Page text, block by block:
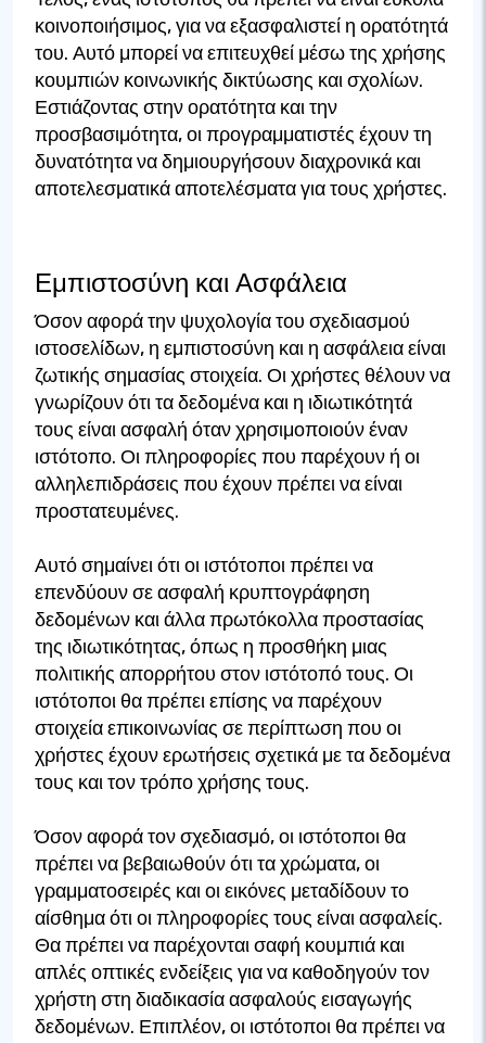
κοινοποιήσιμος, για να εξασφαλιστεί η ορατότητά
του. Αυτό μπορεί να επιτευχθεί μέσω της χρήσης
κουμπιών κοινωνικής δικτύωσης και σχολίων.
Εστιάζοντας στην ορατότητα και την
προσβασιμότητα, οι προγραμματιστές έχουν τη
δυνατότητα να δημιουργήσουν διαχρονικά και
αποτελεσματικά αποτελέσματα για τους χρήστες.
Εμπιστοσύνη και Ασφάλεια
Όσον αφορά την ψυχολογία του σχεδιασμού
ιστοσελίδων, η εμπιστοσύνη και η ασφάλεια είναι
ζωτικής σημασίας στοιχεία. Οι χρήστες θέλουν να
γνωρίζουν ότι τα δεδομένα και η ιδιωτικότητά
τους είναι ασφαλή όταν χρησιμοποιούν έναν
ιστότοπο. Οι πληροφορίες που παρέχουν ή οι
αλληλεπιδράσεις που έχουν πρέπει να είναι
προστατευμένες.
Αυτό σημαίνει ότι οι ιστότοποι πρέπει να
επενδύουν σε ασφαλή κρυπτογράφηση
δεδομένων και άλλα πρωτόκολλα προστασίας
της ιδιωτικότητας, όπως η προσθήκη μιας
πολιτικής απορρήτου στον ιστότοπό τους. Οι
ιστότοποι θα πρέπει επίσης να παρέχουν
στοιχεία επικοινωνίας σε περίπτωση που οι
χρήστες έχουν ερωτήσεις σχετικά με τα δεδομένα
τους και τον τρόπο χρήσης τους.
Όσον αφορά τον σχεδιασμό, οι ιστότοποι θα
πρέπει να βεβαιωθούν ότι τα χρώματα, οι
γραμματοσειρές και οι εικόνες μεταδίδουν το
αίσθημα ότι οι πληροφορίες τους είναι ασφαλείς.
Θα πρέπει να παρέχονται σαφή κουμπιά και
απλές οπτικές ενδείξεις για να καθοδηγούν τον
χρήστη στη διαδικασία ασφαλούς εισαγωγής
δεδομένων. Επιπλέον, οι ιστότοποι θα πρέπει να